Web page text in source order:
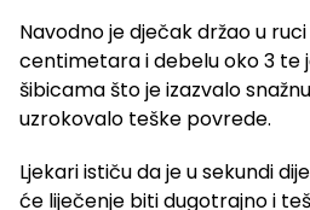
Navodno je dječak držao u
centimetara i debelu oko 3 te
šibicama što je izazvalo
uzrokovalo teške povrede.
Ljekari ističu da je u sekundi
će liječenje biti dugotrajno i